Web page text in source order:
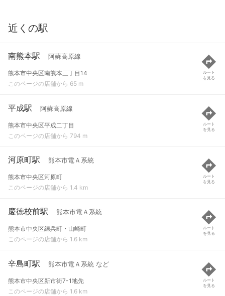
近くの駅
南熊本駅 阿蘇高原線
熊本市中央区南熊本三丁目14
このページの店舗から 65 m
ルート
を見る
平成駅 阿蘇高原線
熊本市中央区平成二丁目
このページの店舗から 794 m
ルート
を見る
河原町駅 熊本市電Ａ系統
熊本市中央区河原町
このページの店舗から 1.4 km
ルート
を見る
慶徳校前駅 熊本市電Ａ系統
熊本市中央区練兵町・山崎町
このページの店舗から 1.6 km
ルート
を見る
辛島町駅 熊本市電Ａ系統 など
熊本市中央区新市街7-1地先
このページの店舗から 1.6 km
ルート
を見る